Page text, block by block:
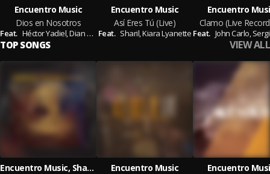
Encuentro Music
Dios en Nosotros
Feat. Héctor Yadiel,Dian Sánchez
Encuentro Music
Así Eres Tú (Live)
Feat. Sharil,Kiara Lyanette
Encuentro
Clamo (Live
Feat. John Carlo,Sergio
TOP SONGS VIEW ALL
Encuentro Music, Sharil, Nanggiery
Encuentro Music
Encuentro